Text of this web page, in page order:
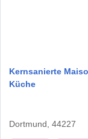
Kernsanierte
Küche
Dortmund, 44227